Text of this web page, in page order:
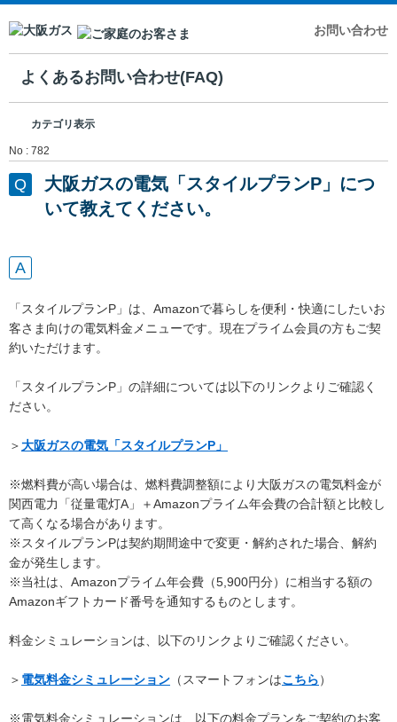
お問い合わせ
よくあるお問い合わせ(FAQ)
カテゴリ表示
No : 782
大阪ガスの電気「スタイルプランP」につ
いて教えてください。
「スタイルプランP」は、Amazonで暮らしを便利・快適にしたいお
客さま向けの電気料金メニューです。現在プライム会員の方もご契
約いただけます。
「スタイルプランP」の詳細については以下のリンクよりご確認く
ださい。
＞大阪ガスの電気「スタイルプランP」
※燃料費が高い場合は、燃料費調整額により大阪ガスの電気料金が
関西電力「従量電灯A」＋Amazonプライム年会費の合計額と比較し
て高くなる場合があります。
※スタイルプランPは契約期間途中で変更・解約された場合、解約
金が発生します。
※当社は、Amazonプライム年会費（5,900円分）に相当する額の
Amazonギフトカード番号を通知するものとします。
料金シミュレーションは、以下のリンクよりご確認ください。
＞ 電気料金シミュレーション （スマートフォンはこちら）
※電気料金シミュレーションは、以下の料金プランをご契約のお客